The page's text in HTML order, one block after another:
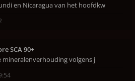
en Nicaragua van het hoofdkw
SCA 90+
mineralenverhouding volgens j